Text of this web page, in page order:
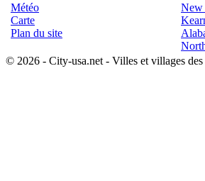
Météo
Carte
Plan du site
New
© 2026 - City-usa.net - Villes et villages